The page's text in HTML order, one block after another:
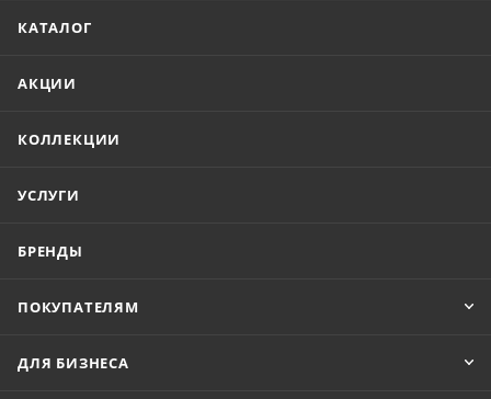
КАТАЛОГ
АКЦИИ
КОЛЛЕКЦИИ
УСЛУГИ
БРЕНДЫ
ПОКУПАТЕЛЯМ
ДЛЯ БИЗНЕСА